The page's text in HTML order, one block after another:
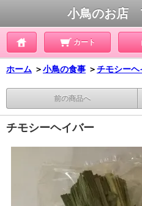
小鳥のお店
カート
ホーム ＞小鳥の食事 ＞チモシーヘ
前の商品へ
チモシーヘイバー